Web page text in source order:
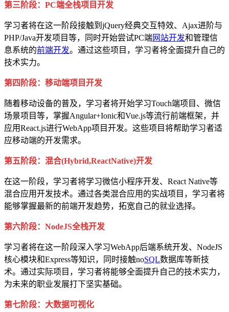
第三阶段：PC端全栈项目开发
学习者将在这一阶段接触到jQuery经典交互特效、Ajax进阶与
PHP/Java开发项目等，同时开始尝试PC端网站开发和管理信
息系统的前端开发。通过这些项目，学习者将全面提升自己的
技术实力。
第四阶段：移动端项目开发
随着移动设备的普及，学习者将开始学习Touch端项目、微信
场景项目等，掌握Angular+Ionic和Vue.js等流行前端框架，并
应用React.js进行WebApp项目开发。这些项目将帮助学习者适
应移动端的开发需求。
第五阶段：混合(Hybrid,ReactNative)开发
在这一阶段，学习者将学习微信小程序开发、React Native等
混合应用开发技术。通过各类混合应用的实战项目，学习者将
能够掌握最新的前端开发趋势，拓宽自己的就业选择。
第六阶段：NodeJS全栈开发
学习者将在这一阶段深入学习WebApp后端系统开发、NodeJS
核心模块和Express等知识，同时接触noSQL数据库等新技
术。通过实际项目，学习者将能够全面提升自己的技术实力，
为未来的职业发展打下坚实基础。
第七阶段：大数据可视化